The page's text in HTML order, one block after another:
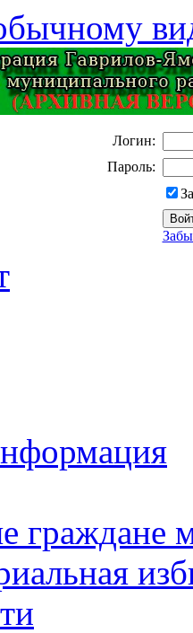
Логин:
Пароль:
граждане